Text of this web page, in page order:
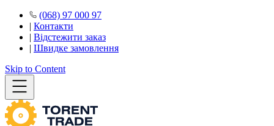
(068) 97 000 97
| Контакти
| Відстежити заказ
| Швидке замовлення
Skip to Content